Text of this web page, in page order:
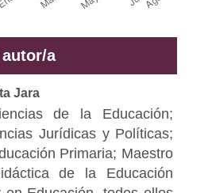
a
Jara
de la Educación;
Jurídicas y Políticas;
Primaria; Maestro
de la Educación